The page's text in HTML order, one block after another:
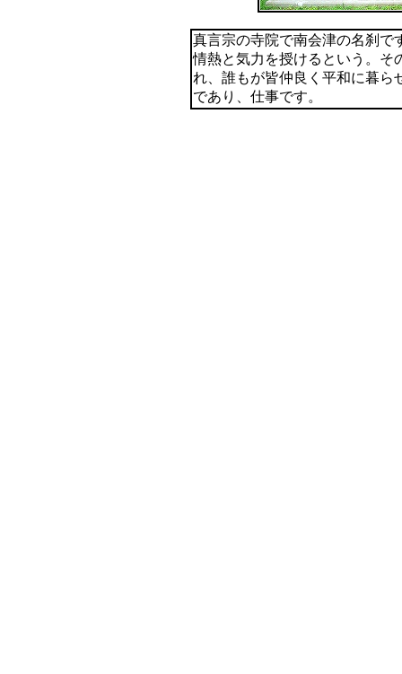
真言宗の寺院で南会津の名刹で
情熱と気力を授けるという。そ
れ、誰もが皆仲良く平和に暮ら
であり、仕事です。